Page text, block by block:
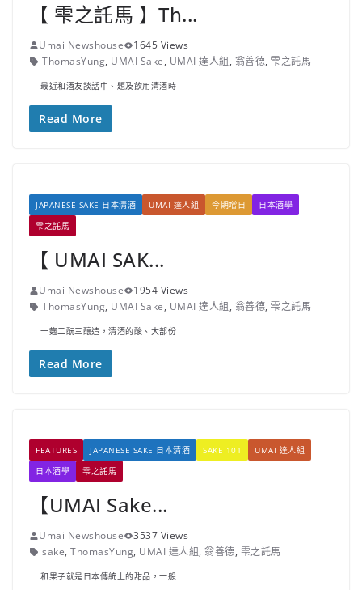
【 雫之託馬 】Th...
Umai Newshouse
1645 Views
ThomasYung, UMAI Sake, UMAI 達人組, 翁善德, 雫之託馬
最近和酒友談話中、題及飲用清酒時
Read More
JAPANESE SAKE 日本清酒 UMAI 達人組 今期嚐日
日本酒學
雫之託馬
【 UMAI SAK...
Umai Newshouse
1954 Views
ThomasYung, UMAI Sake, UMAI 達人組, 翁善德, 雫之託馬
一麴二酛三釀造，清酒的酸、大部份
Read More
FEATURES JAPANESE SAKE 日本清酒 SAKE 101
UMAI 達人組
日本酒學
雫之託馬
【UMAI Sake...
Umai Newshouse
3537 Views
sake, ThomasYung, UMAI 達人組, 翁善德, 雫之託馬
和果子就是日本傳統上的甜品，一般